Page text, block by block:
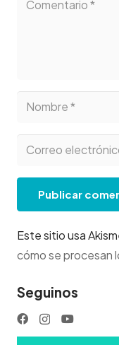
Publicar
Este sitio usa
cómo se procesan
Seguinos